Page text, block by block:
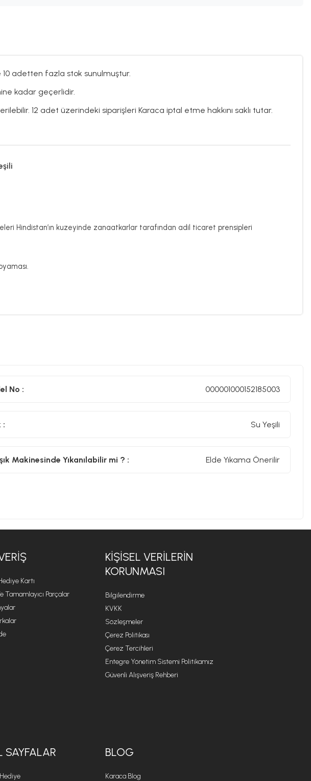
adetten fazla stok sunulmuştur.
kadar geçerlidir.
12 adet üzerindeki siparişleri Karaca iptal etme hakkını saklı tutar.
Hindistan’ın kuzeyinde zanaatkarlar tarafından adil ticaret prensipleri
No : 000001000152185003
: Su Yeşili
Makinesinde Yıkanılabilir mi ? : Elde Yıkama Önerilir
Kartı
Tamamlayıcı Parçalar
KIŞISEL VERILERIN
KORUNMASI
Bilgilendirme
KVKK
Sözleşmeler
Çerez Politikası
Çerez Tercihleri
Entegre Yönetim Sistemi Politikamız
Güvenli Alışveriş Rehberi
SAYFALAR BLOG
Karaca Blog